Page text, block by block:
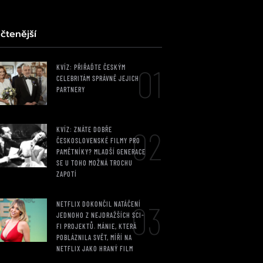
KVÍZ: PŘIŘAĎTE ČESKÝM
CELEBRITÁM SPRÁVNĚ JEJICH
PARTNERY
01
KVÍZ: ZNÁTE DOBŘE
ČESKOSLOVENSKÉ FILMY PRO
PAMĚTNÍKY? MLADŠÍ GENERACE
SE U TOHO MOŽNÁ TROCHU
ZAPOTÍ
02
NETFLIX DOKONČIL NATÁČENÍ
JEDNOHO Z NEJDRAŽŠÍCH SCI-
FI PROJEKTŮ. MÁNIE, KTERÁ
POBLÁZNILA SVĚT, MÍŘÍ NA
NETFLIX JAKO HRANÝ FILM
03